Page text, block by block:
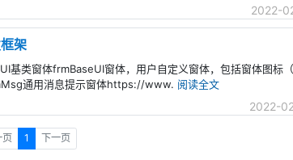
2022-
架
类窗体frmBaseUI窗体，用户自定义窗体，包括窗体图标
通用消息提示窗体https://www. 阅读全文
2022-
页 1 下一页